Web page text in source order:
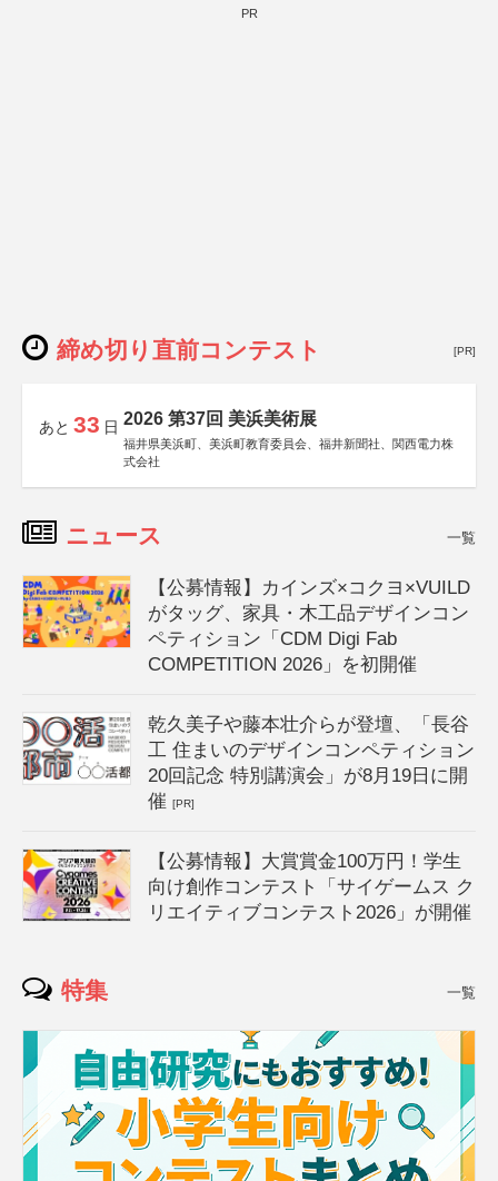
PR
締め切り直前コンテスト [PR]
あと 33 日 2026 第37回 美浜美術展
福井県美浜町、美浜町教育委員会、福井新聞社、関西電力株
式会社
ニュース 一覧
【公募情報】カインズ×コクヨ×VUILD
がタッグ、家具・木工品デザインコン
ペティション「CDM Digi Fab
COMPETITION 2026」を初開催
乾久美子や藤本壮介らが登壇、「長谷
工 住まいのデザインコンペティション
20回記念 特別講演会」が8月19日に開
催[PR]
【公募情報】大賞賞金100万円！学生
向け創作コンテスト「サイゲームス ク
リエイティブコンテスト2026」が開催
特集 一覧